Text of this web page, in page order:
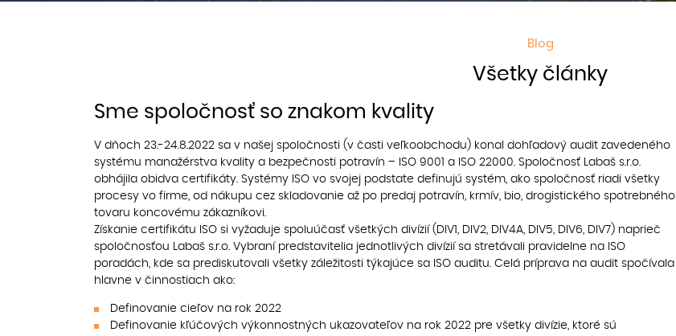
Blog
Všetky články
Sme spoločnosť so znakom kvality
V dňoch 23.-24.8.2022 sa v našej spoločnosti (v časti veľkoobchodu) konal dohľadový audit zavedeného
systému manažérstva kvality a bezpečnosti potravín – ISO 9001 a ISO 22000. Spoločnosť Labaš s.r.o.
obhájila obidva certifikáty. Systémy ISO vo svojej podstate definujú systém, ako spoločnosť riadi všetky
procesy vo firme, od nákupu cez skladovanie až po predaj potravín, krmív, bio, drogistického spotrebného
tovaru koncovému zákazníkovi.
Získanie certifikátu ISO si vyžaduje spoluúčasť všetkých divízií (DIV1, DIV2, DIV4A, DIV5, DIV6, DIV7) naprieč
spoločnosťou Labaš s.r.o. Vybraní predstavitelia jednotlivých divízií sa stretávali pravidelne na ISO
poradách, kde sa prediskutovali všetky záležitosti týkajúce sa ISO auditu. Celá príprava na audit spočívala
hlavne v činnostiach ako:
Definovanie cieľov na rok 2022
Definovanie kľúčových výkonnostných ukazovateľov na rok 2022 pre všetky divízie, ktoré sú